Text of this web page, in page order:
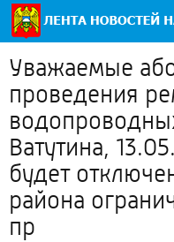
Уважаемые
проведения
Ватутина,
будет
района
пр